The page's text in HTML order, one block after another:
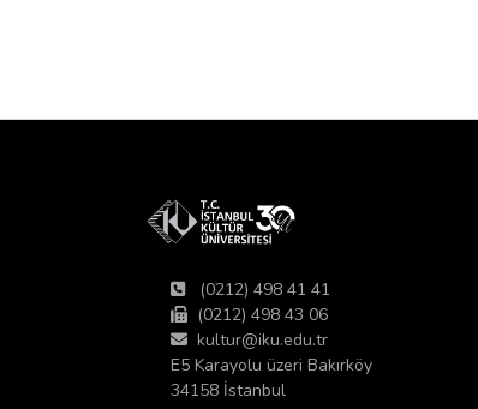
(0212) 498 41 41
(0212) 498 43 06
kultur@iku.edu.tr
E5 Karayolu üzeri Bakırköy
34158 İstanbul